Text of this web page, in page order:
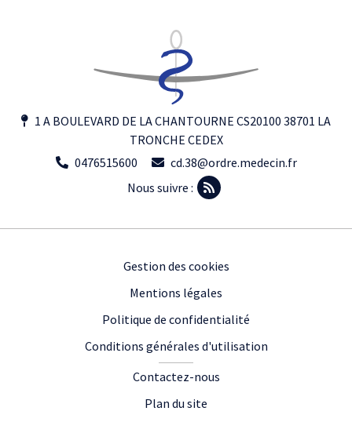
1 A BOULEVARD DE LA CHANTOURNE CS20100 38701 LA
TRONCHE CEDEX
0476515600
cd.38@ordre.medecin.fr
Nous suivre :
Gestion des cookies
Mentions légales
Politique de confidentialité
Conditions générales d'utilisation
Contactez-nous
Plan du site